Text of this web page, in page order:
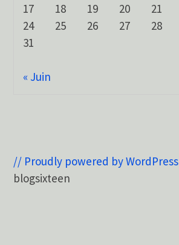
17
18 19 20 21
24
25 26 27 28
31
« Juin
// Proudly powered by WordPress
blogsixteen